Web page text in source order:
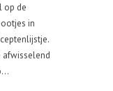
op de
in
afwisselend